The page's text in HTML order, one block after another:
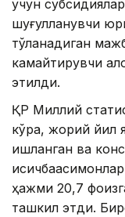
учун
шуғулланувчи
тўланадиган
камайтирувчи
этилди.
ҚР Миллий
кўра, жорий йил
ишланган ва
ҳажми 20,7
ташкил этди.